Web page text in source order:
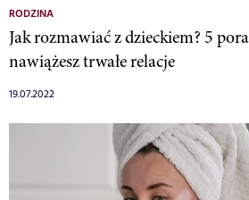
RODZINA
Jak rozmawiać z dzieckiem? 5
nawiążesz trwałe relacje
19.07.2022